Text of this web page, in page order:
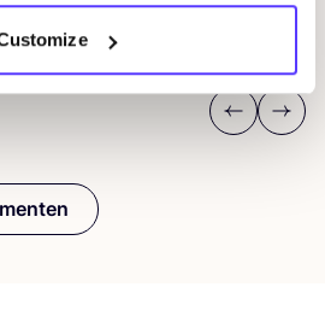
Previous
Next